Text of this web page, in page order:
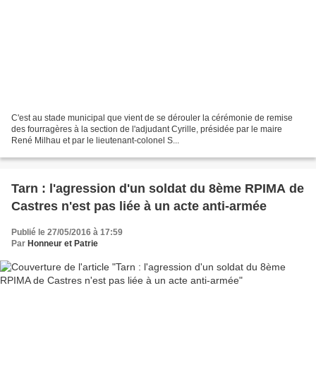
C'est au stade municipal que vient de se dérouler la cérémonie de remise
des fourragères à la section de l'adjudant Cyrille, présidée par le maire
René Milhau et par le lieutenant-colonel S...
Tarn : l'agression d'un soldat du 8ème RPIMA de
Castres n'est pas liée à un acte anti-armée
Publié le 27/05/2016 à 17:59
Par Honneur et Patrie